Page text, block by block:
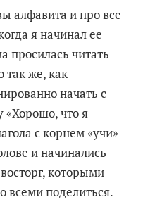
алфавита и про все
я начинал ее
просилась читать
так же, как
начать с
«Хорошо, что я
с корнем «учи»
и начинались
которыми
всеми поделиться.